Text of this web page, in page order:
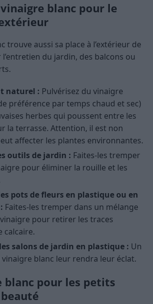
vinaigre blanc pour le
trouve aussi sa place à l’extérieur de
du jardin, des balcons ou
naturel : Pulvérisez du vinaigre
préférence par temps chaud et sec)
herbes qui poussent entre les
la terrasse. Attention, il est non
affecter les plantes environnantes.
outils de jardin : Faites-les tremper
pour éliminer la rouille et les
pots de fleurs en plastique ou en
Faites-les tremper dans un mélange
vinaigre pour retirer les traces
calcaire.
salons de jardin en plastique : Un
vinaigre blanc leur rendra leur éclat.
blanc pour les petits